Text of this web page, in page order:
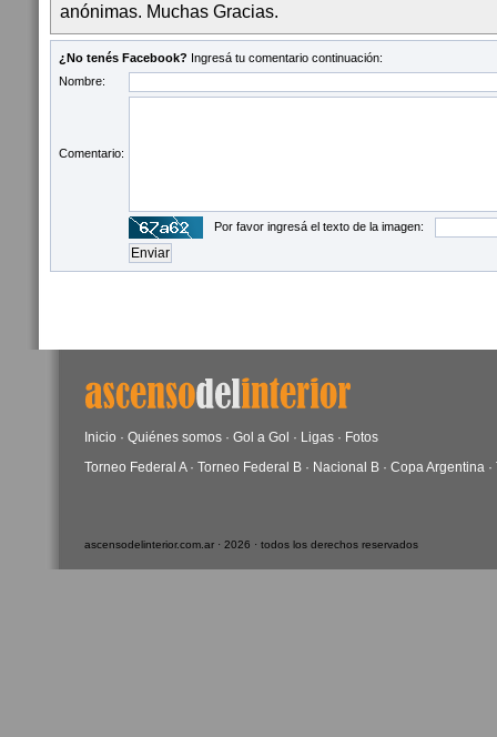
anónimas. Muchas Gracias.
¿No tenés Facebook? Ingresá tu comentario continuación:
Nombre:
Comentario:
Por favor ingresá el texto de la imagen:
Inicio · Quiénes somos · Gol a Gol · Ligas · Fotos
Torneo Federal A· Torneo Federal B · Nacional B · Copa Argentina ·
ascensodelinterior.com.ar · 2026 · todos los derechos reservados